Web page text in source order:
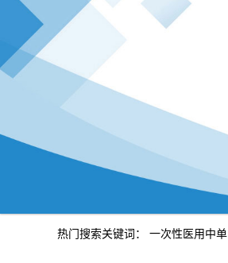
热门搜索关键词： 一次性医用中单